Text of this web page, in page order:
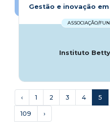
Gestão e inovação
ASSOCIAÇÃO/
Instituto
‹ 1 2 3 4 5
109 ›